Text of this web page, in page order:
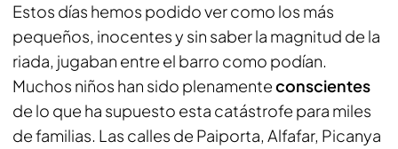
Estos días hemos podido ver como los más
pequeños, inocentes y sin saber la magnitud de la
riada, jugaban entre el barro como podían.
Muchos niños han sido plenamenteconscientes
de lo que ha supuesto esta catástrofe para miles
de familias. Las calles de Paiporta, Alfafar, Picanya